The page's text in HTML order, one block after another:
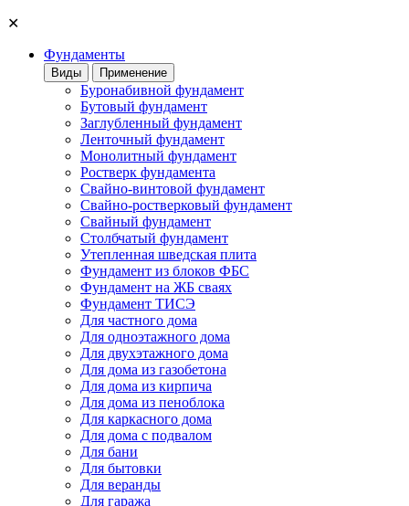
✕
Фундаменты
Виды Применение
Буронабивной фундамент
Бутовый фундамент
Заглубленный фундамент
Ленточный фундамент
Монолитный фундамент
Ростверк фундамента
Свайно-винтовой фундамент
Свайно-ростверковый фундамент
Свайный фундамент
Столбчатый фундамент
Утепленная шведская плита
Фундамент из блоков ФБС
Фундамент на ЖБ сваях
Фундамент ТИСЭ
Для частного дома
Для одноэтажного дома
Для двухэтажного дома
Для дома из газобетона
Для дома из кирпича
Для дома из пеноблока
Для каркасного дома
Для дома с подвалом
Для бани
Для бытовки
Для веранды
Для гаража